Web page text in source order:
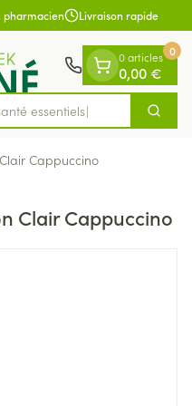
pharmacien Livraison rapide
essentiels
0 articles
0,00 €
0
Cappuccino
Clair Cappuccino